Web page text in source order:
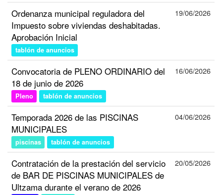
Ordenanza municipal reguladora del
Impuesto sobre viviendas deshabitadas.
Aprobación Inicial
tablón de anuncios
19/06/2026
Convocatoria de PLENO ORDINARIO del
18 de junio de 2026
Pleno tablón de anuncios
16/06/2026
Temporada 2026 de las PISCINAS
MUNICIPALES
piscinas tablón de anuncios
04/06/2026
Contratación de la prestación del servicio
de BAR DE PISCINAS MUNICIPALES de
Ultzama durante el verano de 2026
20/05/2026